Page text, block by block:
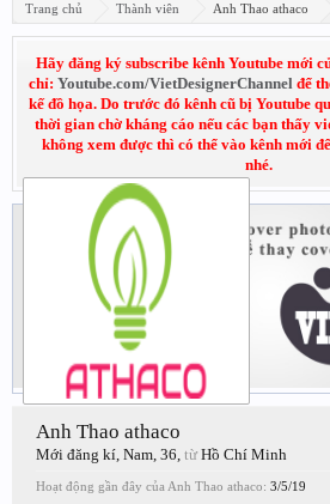
Trang chủ Thành viên Anh Thao athaco
Hãy đăng ký subscribe kênh Youtube mới
chỉ: Youtube.com/VietDesignerChannel để
kế đồ họa. Do trước đó kênh cũ bị Youtube
thời gian chờ kháng cáo nếu các bạn thấy
không xem được thì có thể vào kênh mới
nhé.
Anh Thao athaco
Mới đăng kí, Nam, 36, từ Hồ Chí Minh
Hoạt động gần đây của Anh Thao athaco: 3/5/19